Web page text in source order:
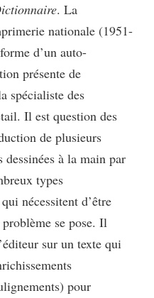
. La
nationale (1951-
d’un auto-
présente de
spécialiste des
Il est question des
de plusieurs
à la main par
types
nécessitent d’être
se pose. Il
sur un texte qui
pour